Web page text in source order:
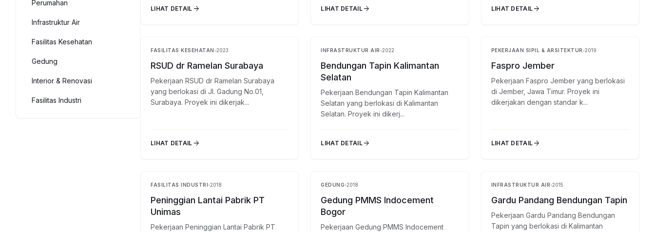
Perumahan
Infrastruktur Air
Fasilitas Kesehatan
Gedung
Interior & Renovasi
Fasilitas Industri
LIHAT DETAIL arrow_forward LIHAT DETAILarrow_forward LIHAT DETAIL arrow_forward
FASILITAS KESEHATAN 2023
RSUD dr Ramelan Surabaya
Pekerjaan RSUD dr Ramelan Surabaya
yang berlokasi di Jl. Gadung No.01,
Surabaya. Proyek ini dikerjak...
LIHAT DETAIL arrow_forward
INFRASTRUKTUR AIR 2022
Bendungan Tapin Kalimantan
Selatan
Pekerjaan Bendungan Tapin Kalimantan
Selatan yang berlokasi di Kalimantan
Selatan. Proyek ini dikerj...
LIHAT DETAILarrow_forward
PEKERJAAN SIPIL & ARSITEKTUR 2019
Faspro Jember
Pekerjaan Faspro Jember yang berlokasi
di Jember, Jawa Timur. Proyek ini
dikerjakan dengan standar k...
LIHAT DETAIL arrow_forward
FASILITAS INDUSTRI 2018
Peninggian Lantai Pabrik PT
Unimas
Pekerjaan Peninggian Lantai Pabrik PT
GEDUNG 2018
Gedung PMMS Indocement
Bogor
Pekerjaan Gedung PMMS Indocement
INFRASTRUKTUR AIR 2015
Gardu Pandang Bendungan Tapin
Pekerjaan Gardu Pandang Bendungan
Tapin yang berlokasi di Kalimantan